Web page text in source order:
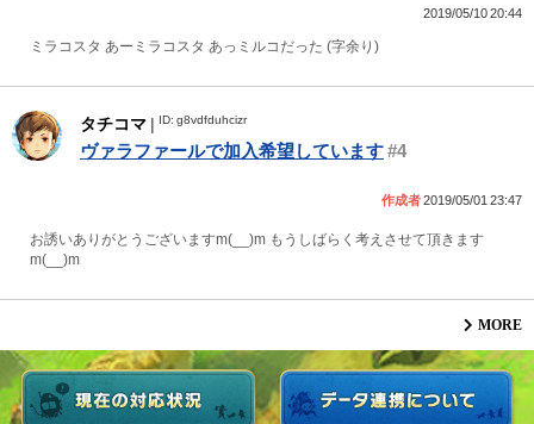
2019/05/10 20:44
ミラコスタ あーミラコスタ あっミルコだった (字余り)
タチコマ | ID: g8vdfduhcizr
ヴァラファールで加入希望しています#4
作成者2019/05/01 23:47
お誘いありがとうございますm(__)m もうしばらく考えさせて頂きます
m(__)m
MORE